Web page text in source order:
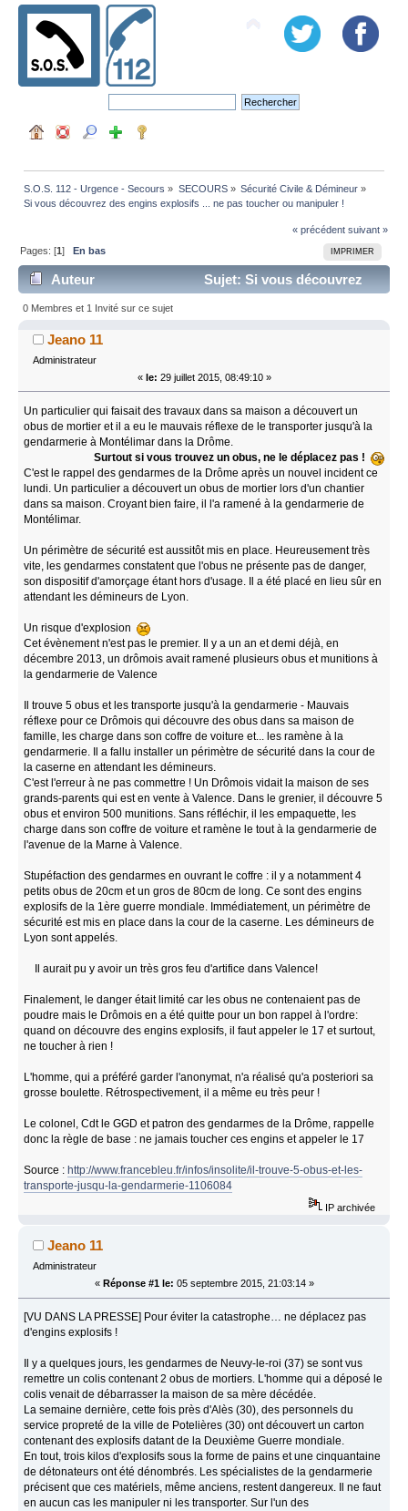
S.O.S. 112 - Urgence - Secours » SECOURS» Sécurité Civile & Démineur»
Si vous découvrez des engins explosifs ... ne pas toucher ou manipuler !
« précédent suivant »
IMPRIMER
Pages: [1]En bas
Auteur
Sujet: Si vous découvrez
des engins explosifs ... ne pas toucher ou manipuler !
(Lu 28506 fois)
0 Membres et 1 Invité sur ce sujet
Jeano 11
Administrateur
« le: 29 juillet 2015, 08:49:10 »
Un particulier qui faisait des travaux dans sa maison a découvert un
obus de mortier et il a eu le mauvais réflexe de le transporter jusqu'à la
gendarmerie à Montélimar dans la Drôme.
Surtout si vous trouvez un obus, ne le déplacez pas !
C'est le rappel des gendarmes de la Drôme après un nouvel incident ce
lundi. Un particulier a découvert un obus de mortier lors d'un chantier
dans sa maison. Croyant bien faire, il l'a ramené à la gendarmerie de
Montélimar.
Un périmètre de sécurité est aussitôt mis en place. Heureusement très
vite, les gendarmes constatent que l'obus ne présente pas de danger,
son dispositif d'amorçage étant hors d'usage. Il a été placé en lieu sûr en
attendant les démineurs de Lyon.
Un risque d'explosion
Cet évènement n'est pas le premier. Il y a un an et demi déjà, en
décembre 2013, un drômois avait ramené plusieurs obus et munitions à
la gendarmerie de Valence
Il trouve 5 obus et les transporte jusqu'à la gendarmerie - Mauvais
réflexe pour ce Drômois qui découvre des obus dans sa maison de
famille, les charge dans son coffre de voiture et... les ramène à la
gendarmerie. Il a fallu installer un périmètre de sécurité dans la cour de
la caserne en attendant les démineurs.
C'est l'erreur à ne pas commettre ! Un Drômois vidait la maison de ses
grands-parents qui est en vente à Valence. Dans le grenier, il découvre 5
obus et environ 500 munitions. Sans réfléchir, il les empaquette, les
charge dans son coffre de voiture et ramène le tout à la gendarmerie de
l'avenue de la Marne à Valence.
Stupéfaction des gendarmes en ouvrant le coffre : il y a notamment 4
petits obus de 20cm et un gros de 80cm de long. Ce sont des engins
explosifs de la 1ère guerre mondiale. Immédiatement, un périmètre de
sécurité est mis en place dans la cour de la caserne. Les démineurs de
Lyon sont appelés.
Il aurait pu y avoir un très gros feu d'artifice dans Valence!
Finalement, le danger était limité car les obus ne contenaient pas de
poudre mais le Drômois en a été quitte pour un bon rappel à l'ordre:
quand on découvre des engins explosifs, il faut appeler le 17 et surtout,
ne toucher à rien !
L'homme, qui a préféré garder l'anonymat, n'a réalisé qu'a posteriori sa
grosse boulette. Rétrospectivement, il a même eu très peur !
Le colonel, Cdt le GGD et patron des gendarmes de la Drôme, rappelle
donc la règle de base : ne jamais toucher ces engins et appeler le 17
Source : http://www.francebleu.fr/infos/insolite/il-trouve-5-obus-et-les-
transporte-jusqu-la-gendarmerie-1106084
IP archivée
Jeano 11
Administrateur
« Réponse #1 le: 05 septembre 2015, 21:03:14 »
[VU DANS LA PRESSE] Pour éviter la catastrophe… ne déplacez pas
d'engins explosifs !
Il y a quelques jours, les gendarmes de Neuvy-le-roi (37) se sont vus
remettre un colis contenant 2 obus de mortiers. L'homme qui a déposé le
colis venait de débarrasser la maison de sa mère décédée.
La semaine dernière, cette fois près d'Alès (30), des personnels du
service propreté de la ville de Potelières (30) ont découvert un carton
contenant des explosifs datant de la Deuxième Guerre mondiale.
En tout, trois kilos d'explosifs sous la forme de pains et une cinquantaine
de détonateurs ont été dénombrés. Les spécialistes de la gendarmerie
précisent que ces matériels, même anciens, restent dangereux. Il ne faut
en aucun cas les manipuler ni les transporter. Sur l'un des